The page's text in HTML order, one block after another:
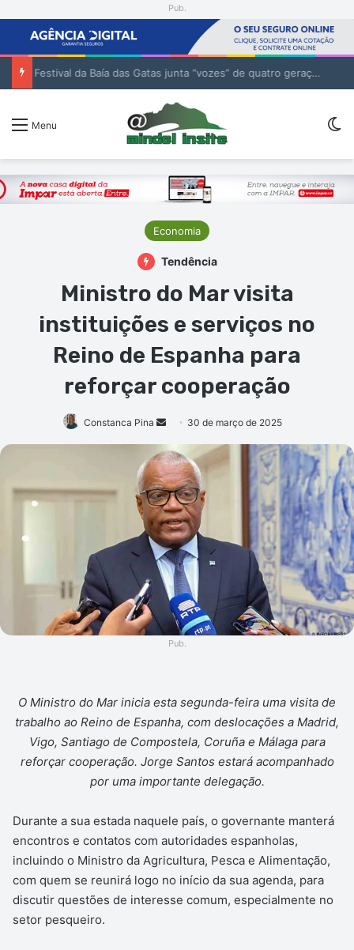
Pub.
Festival da Baía das Gatas junta “vozes” de quatro gerações da música cabo-verdiana na segunda noite
Menu
Economia
Tendência
Ministro do Mar visita
instituições e serviços no
Reino de Espanha para
reforçar cooperação
Constanca Pina
Mande
e-
mail
30 de março de 2025
Pub.
O Ministro do Mar inicia esta segunda-feira uma visita de
trabalho ao Reino de Espanha, com deslocações a Madrid,
Vigo, Santiago de Compostela, Coruña e Málaga para
reforçar cooperação. Jorge Santos estará acompanhado
por uma importante delegação.
Durante a sua estada naquele país, o governante manterá
encontros e contatos com autoridades espanholas,
incluindo o Ministro da Agricultura, Pesca e Alimentação,
com quem se reunirá logo no início da sua agenda, para
discutir questões de interesse comum, especialmente no
setor pesqueiro.